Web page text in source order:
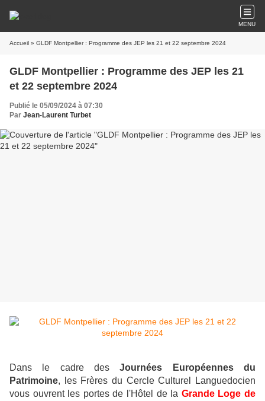
MENU
Accueil » GLDF Montpellier : Programme des JEP les 21 et 22 septembre 2024
GLDF Montpellier : Programme des JEP les 21
et 22 septembre 2024
Publié le 05/09/2024 à 07:30
Par Jean-Laurent Turbet
Dans le cadre desJournées Européennes du
Patrimoine, les Frères du Cercle Culturel Languedocien
vous ouvrent les portes de l'Hôtel de la Grande Loge de